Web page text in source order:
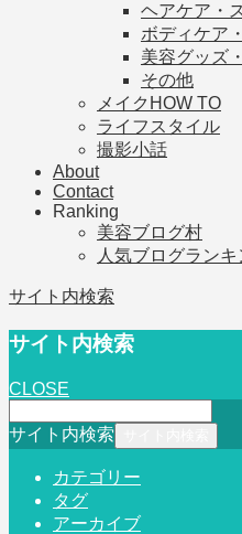
ヘアケア・
ボディケア
美容グッズ
その他
メイクHOW TO
ライフスタイル
撮影小話
About
Contact
Ranking
美容ブログ村
人気ブログランキ
サイト内検索
サイト内検索
CLOSE
サイト内検索
カテゴリー
タグ
アーカイブ